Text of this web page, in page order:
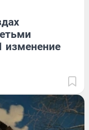
изменение